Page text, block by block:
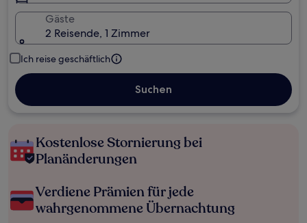
Gäste
2 Reisende, 1 Zimmer
Ich reise geschäftlich
Suchen
Kostenlose Stornierung bei
Planänderungen
Verdiene Prämien für jede
wahrgenommene Übernachtung